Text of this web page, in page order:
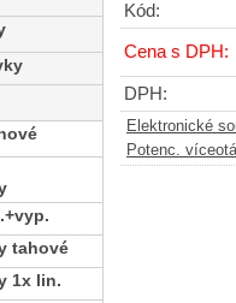
Kód:
Cena s DPH:
DPH:
Elektronické
Potenc.
tahové
1x lin.